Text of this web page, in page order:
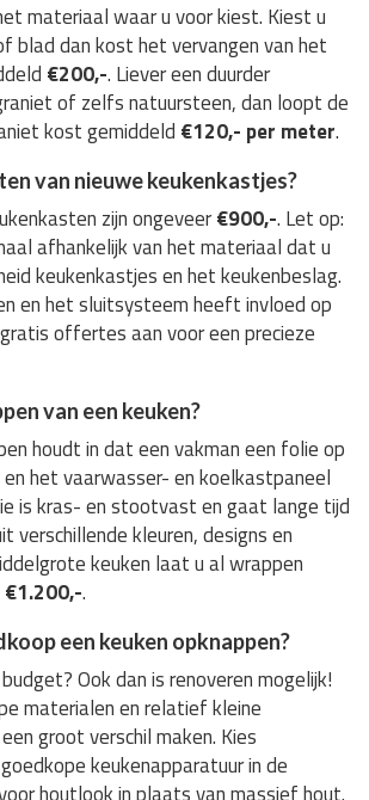
materiaal waar u voor kiest. Kiest u
blad dan kost het vervangen van het
€200,-. Liever een duurder
of zelfs natuursteen, dan loopt de
kost gemiddeld €120,- per meter.
van nieuwe keukenkastjes?
zijn ongeveer€900,-. Let op:
afhankelijk van het materiaal dat u
keukenkastjes en het keukenbeslag.
en het sluitsysteem heeft invloed op
offertes aan voor een precieze
van een keuken?
houdt in dat een vakman een folie op
het vaarwasser- en koelkastpaneel
is kras- en stootvast en gaat lange tijd
verschillende kleuren, designs en
keuken laat u al wrappen
.
een keuken opknappen?
Ook dan is renoveren mogelijk!
materialen en relatief kleine
groot verschil maken. Kies
keukenapparatuur in de